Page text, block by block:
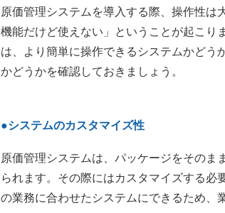
原価管理システムを導入する際、操作性は
機能だけど使えない」ということが起こり
は、より簡単に操作できるシステムかどう
かどうかを確認しておきましょう。
●システムのカスタマイズ性
原価管理システムは、パッケージをそのま
られます。その際にはカスタマイズする必
の業務に合わせたシステムにできるため、